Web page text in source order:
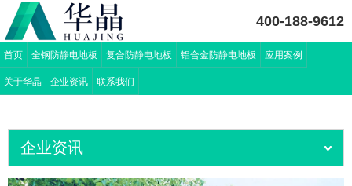
400-188-9612
首页 全钢防静电地板 复合防静电地板 铝合金防静电地板 应用案例
关于华晶 企业资讯 联系我们
企业资讯